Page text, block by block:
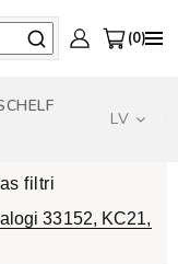
0
ELF
LV
filtri
33152, KC21,